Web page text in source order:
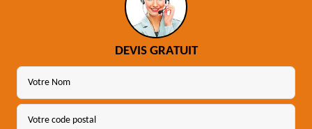
DEVIS GRATUIT